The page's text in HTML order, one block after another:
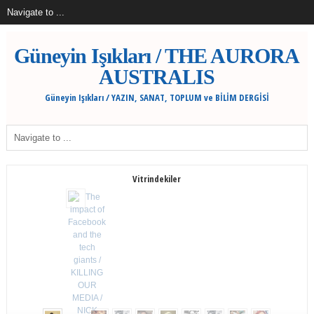
Güneyin Işıkları / THE AURORA
AUSTRALIS
Güneyin Işıkları / YAZIN, SANAT, TOPLUM ve BİLİM DERGİSİ
Vitrindekiler